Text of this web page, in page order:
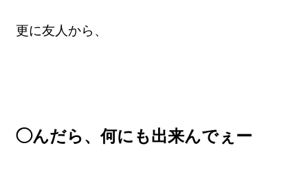
更に友人から、
◯んだら、何にも出来んでぇー